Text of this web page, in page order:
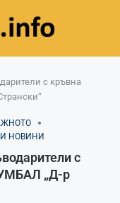
с кръвна
НОВИНИ
с
УМБАЛ „Д-р